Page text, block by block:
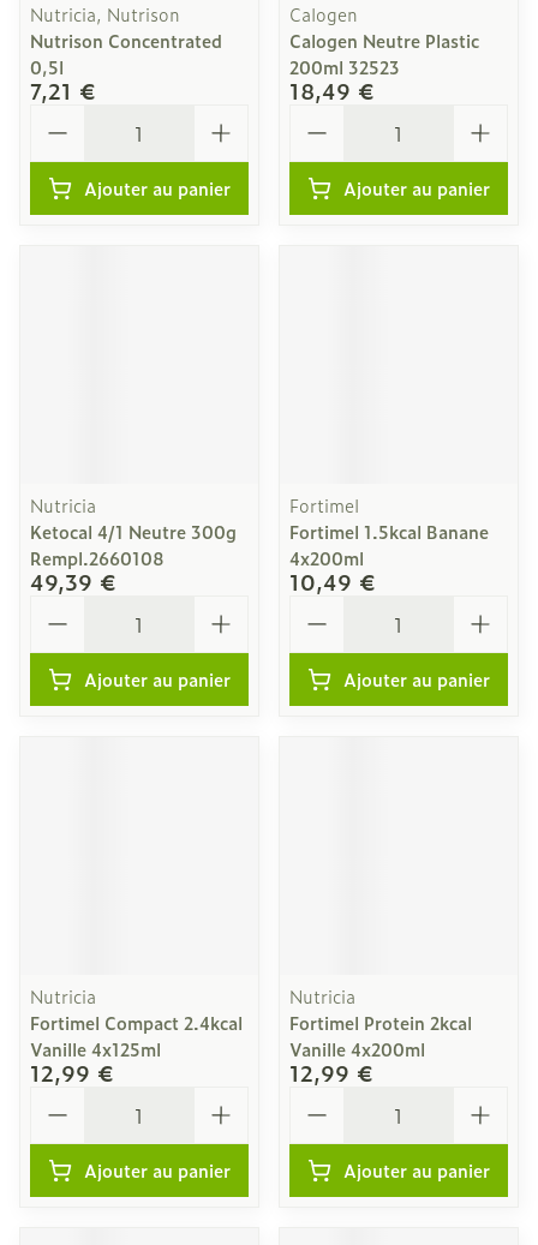
Nutricia, Nutrison
Nutrison Concentrated
0,5l
7,21 €
Ajouter au panier
Calogen
Calogen Neutre Plastic
200ml 32523
18,49 €
Ajouter au panier
Nutricia
Ketocal 4/1 Neutre 300g
Rempl.2660108
49,39 €
Ajouter au panier
Fortimel
Fortimel 1.5kcal Banane
4x200ml
10,49 €
Ajouter au panier
Nutricia
Fortimel Compact 2.4kcal
Vanille 4x125ml
12,99 €
Ajouter au panier
Nutricia
Fortimel Protein 2kcal
Vanille 4x200ml
12,99 €
Ajouter au panier